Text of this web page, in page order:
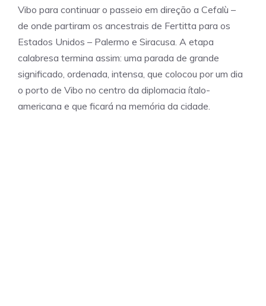
Vibo para continuar o passeio em direção a Cefalù –
de onde partiram os ancestrais de Fertitta para os
Estados Unidos – Palermo e Siracusa. A etapa
calabresa termina assim: uma parada de grande
significado, ordenada, intensa, que colocou por um dia
o porto de Vibo no centro da diplomacia ítalo-
americana e que ficará na memória da cidade.